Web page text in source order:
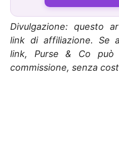
Divulgazione: questo
link di affiliazione. Se
link, Purse & Co può
commissione, senza